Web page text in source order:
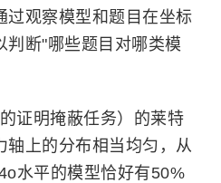
过观察模型和题目在坐标
判断"哪些题目对哪类模
证明掩蔽任务）的莱特
轴上的分布相当均匀，从
水平的模型恰好有50%